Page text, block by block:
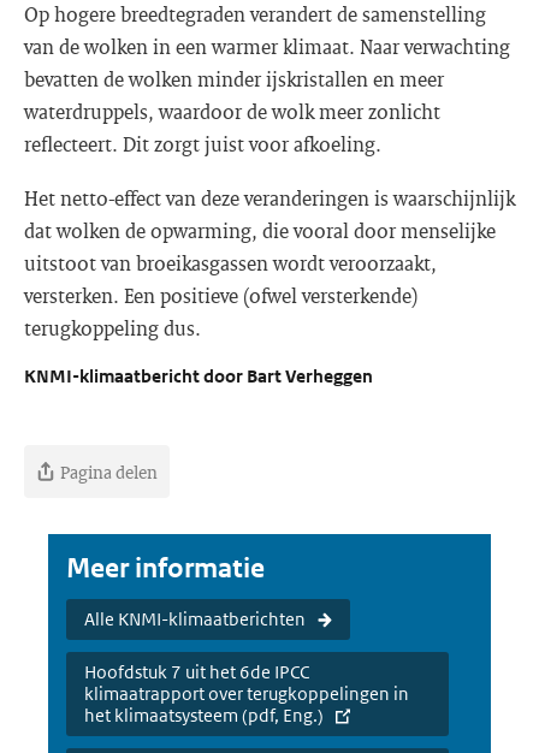
Op hogere breedtegraden verandert de samenstelling
van de wolken in een warmer klimaat. Naar verwachting
bevatten de wolken minder ijskristallen en meer
waterdruppels, waardoor de wolk meer zonlicht
reflecteert. Dit zorgt juist voor afkoeling.
Het netto-effect van deze veranderingen is waarschijnlijk
dat wolken de opwarming, die vooral door menselijke
uitstoot van broeikasgassen wordt veroorzaakt,
versterken. Een positieve (ofwel versterkende)
terugkoppeling dus.
KNMI-klimaatbericht door Bart Verheggen
Pagina delen
Meer informatie
Alle KNMI-klimaatberichten
Hoofdstuk 7 uit het 6de IPCC
klimaatrapport over terugkoppelingen in
het klimaatsysteem (pdf, Eng.)